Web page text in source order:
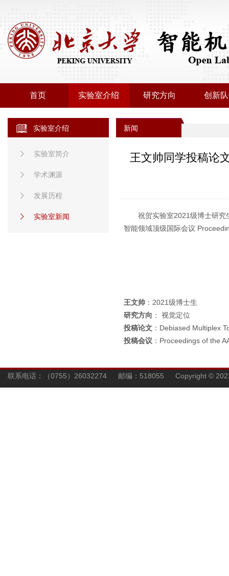
首页 实验室介绍 研究方向 创新
实验室介绍
实验室简介
学术渊源
发展历程
实验室新闻
新闻
王文帅同学投稿论
祝贺实验室2021级博士研究
智能领域顶级国际会议
王文帅 ：2021级博士生
研究方向 ： 视觉定位
投稿论文 ：Debiased Multiplex
投稿会议 ：Proceedings of the
联系电话：（0755）26032274 邮编：518055 Copyright ©